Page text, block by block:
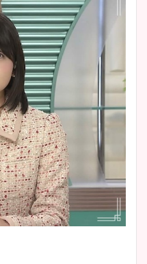
池谷実悠アナのメガネ画像が
かわいい！カップや水着姿も
まとめた！
像！身長やカップ、同期や
wikiプロフもチェック！
大家彩香アナのかわいいカッ
プ画像まとめ！同期や実家に
wikiプロフも！
安藤萌々アナのカップ画像や
ニット衣装まとめ！美足の筋
肉も凄い！